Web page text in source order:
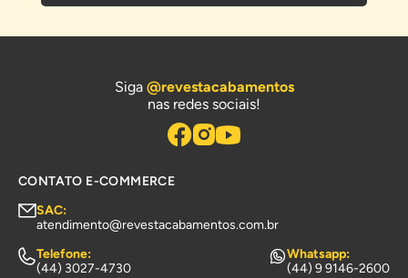
Siga @revestacabamentos
nas redes sociais!
CONTATO E-COMMERCE
SAC:
atendimento@revestacabamentos.com.br
Telefone:
(44) 3027-4730
Whatsapp:
(44) 9 9146-2600